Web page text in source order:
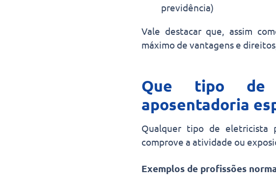
previdência)
Vale destacar que, assim
máximo de vantagens e
Que tipo de
aposentadoria
Qualquer tipo de
comprove a atividade ou
Exemplos de profissões